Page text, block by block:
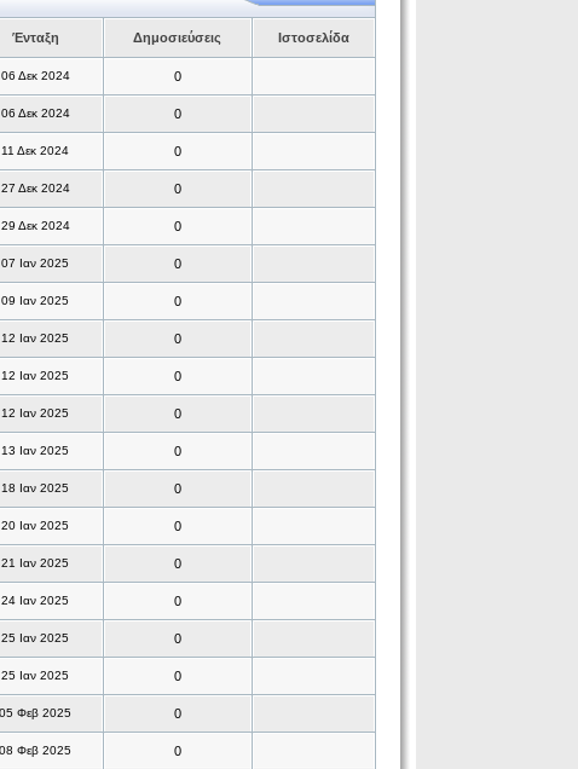
Ένταξη Δημοσιεύσεις Ιστοσελίδα
06 Δεκ 2024 0
06 Δεκ 2024 0
11 Δεκ 2024 0
27 Δεκ 2024 0
29 Δεκ 2024 0
07 Ιαν 2025 0
09 Ιαν 2025 0
12 Ιαν 2025 0
12 Ιαν 2025 0
12 Ιαν 2025 0
13 Ιαν 2025 0
18 Ιαν 2025 0
20 Ιαν 2025 0
21 Ιαν 2025 0
24 Ιαν 2025 0
25 Ιαν 2025 0
25 Ιαν 2025 0
05 Φεβ 2025 0
08 Φεβ 2025 0